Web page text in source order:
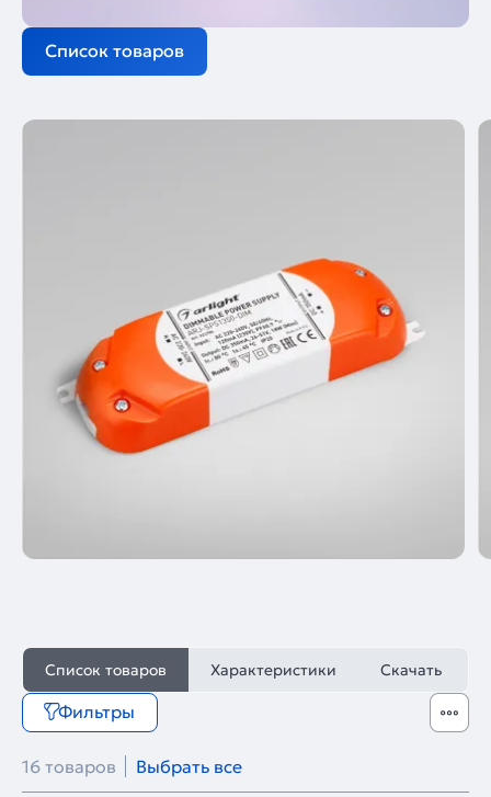
Список товаров
Список товаров Характеристики Скачать
Фильтры
16 товаров Выбрать все